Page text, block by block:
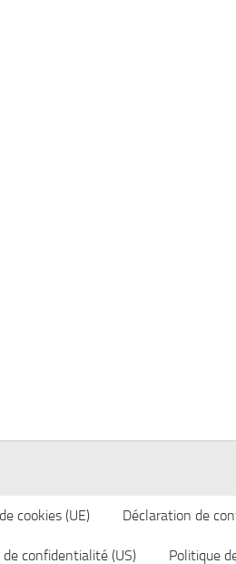
cookies (UE) Déclaration de
confidentialité (US) Politique